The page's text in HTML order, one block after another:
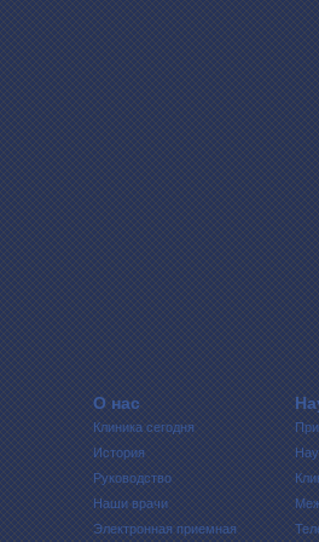
О нас
Клиника сегодня
История
Руководство
Наши врачи
Электронная приемная